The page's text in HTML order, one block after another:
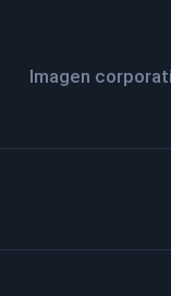
Imagen